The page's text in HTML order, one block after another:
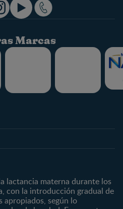
Marcas
Nutrición
Salud
Maternidad
lactancia materna durante los
con la introducción gradual de
apropiados, según lo